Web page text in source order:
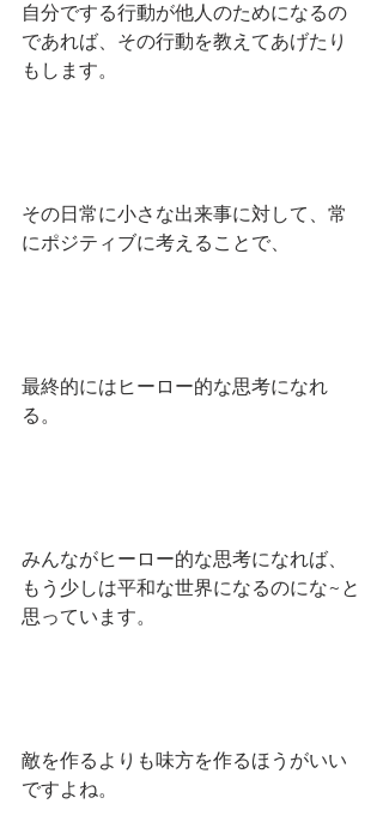
自分でする行動が他人のためになるの
であれば、その行動を教えてあげたり
もします。
その日常に小さな出来事に対して、常
にポジティブに考えることで、
最終的にはヒーロー的な思考になれ
る。
みんながヒーロー的な思考になれば、
もう少しは平和な世界になるのにな~と
思っています。
敵を作るよりも味方を作るほうがいい
ですよね。